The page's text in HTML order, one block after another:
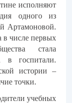
исполняют
одного из
Артамоновой.
в числе первых
стала
госпитали.
истории –
точки.
учебных